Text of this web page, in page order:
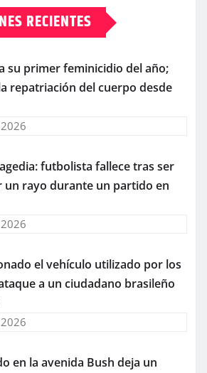
RECIENTES
su primer feminicidio del año;
repatriación del cuerpo desde
futbolista fallece tras ser
un rayo durante un partido en
el vehículo utilizado por los
a un ciudadano brasileño
en la avenida Bush deja un